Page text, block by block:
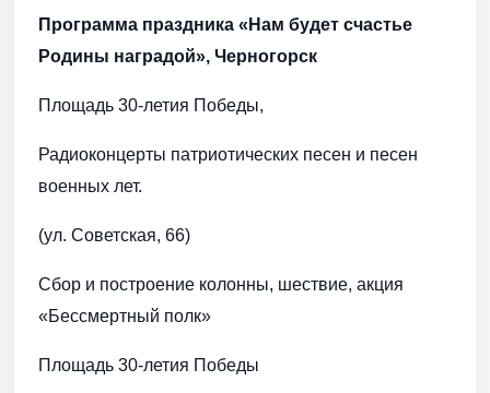
Программа праздника «Нам будет счастье
Родины наградой», Черногорск
Площадь 30-летия Победы,
Радиоконцерты патриотических песен и песен
военных лет.
(ул. Советская, 66)
Сбор и построение колонны, шествие, акция
«Бессмертный полк»
Площадь 30-летия Победы